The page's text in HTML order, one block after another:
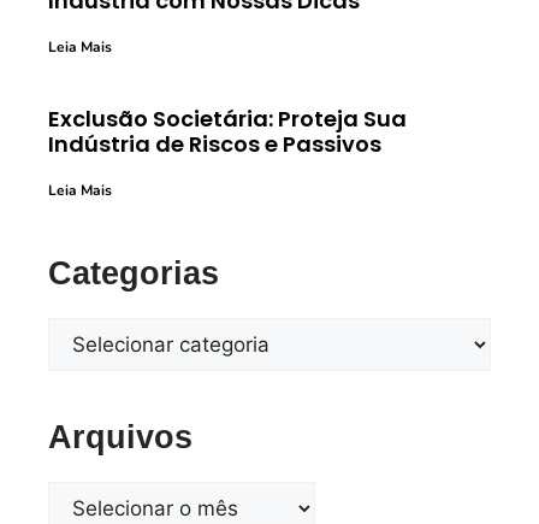
Leia Mais
Exclusão Societária: Proteja Sua
Indústria de Riscos e Passivos
Leia Mais
Categorias
Arquivos